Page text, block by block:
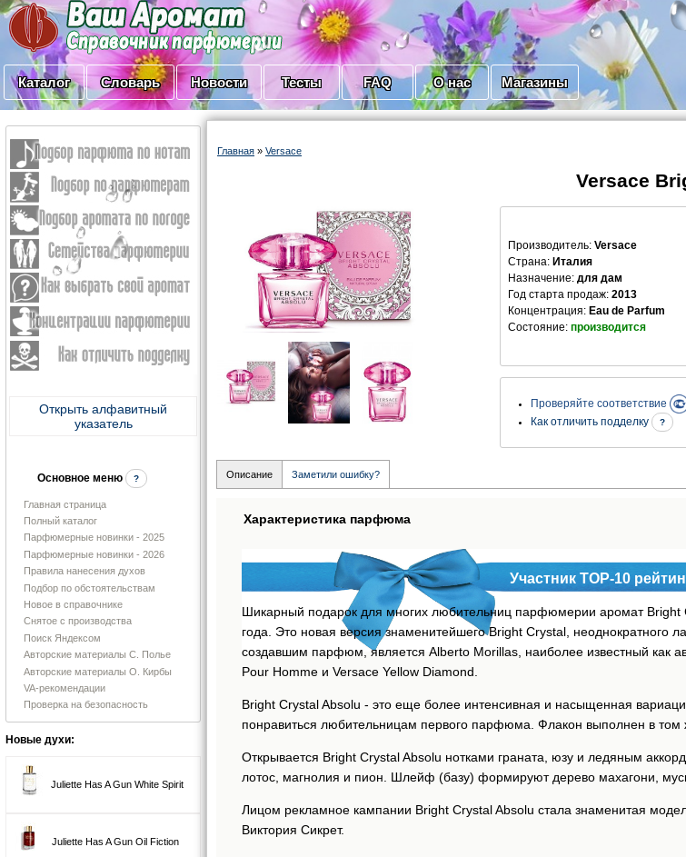
Каталог Словарь Новости Тесты FAQ О нас Магазины
Открыть алфавитный
указатель
Основное меню ?
Главная страница
Полный каталог
Парфюмерные новинки - 2025
Парфюмерные новинки - 2026
Правила нанесения духов
Подбор по обстоятельствам
Новое в справочнике
Снятое с производства
Поиск Яндексом
Авторские материалы С. Полье
Авторские материалы О. Кирбы
VA-рекомендации
Проверка на безопасность
Новые духи:
Juliette Has A Gun White Spirit
Juliette Has A Gun Oil Fiction
Главная » Versace
Versace
Производитель: Versace
Страна: Италия
Назначение: для дам
Год старта продаж: 2013
Концентрация: Eau de Parfum
Состояние: производится
Проверяйте соответствие
Как отличить подделку
?
Описание Заметили ошибку?
Характеристика парфюма
Участник ТОР-10
Шикарный подарок для многих любительниц парфюмерии аромат Bright
года. Это новая версия знаменитейшего Bright Crystal,
создавшим парфюм, является Alberto Morillas, наиболее известный как
Pour Homme и Versace Yellow Diamond.
Bright Crystal Absolu - это еще более интенсивная и насыщенная
понравиться любительницам первого парфюма. Флакон выполнен в
Открывается Bright Crystal Absolu нотками граната, юзу и ледяным
лотос, магнолия и пион. Шлейф (базу) формируют дерево махагони,
Лицом рекламное кампании Bright Crystal Absolu стала знаменитая
Виктория Сикрет.